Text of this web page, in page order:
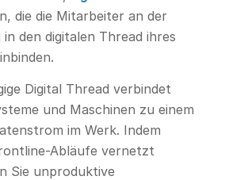
die die Mitarbeiter an der
den digitalen Thread ihres
Digital Thread verbindet
und Maschinen zu einem
im Werk. Indem
Abläufe vernetzt
Sie unproduktive